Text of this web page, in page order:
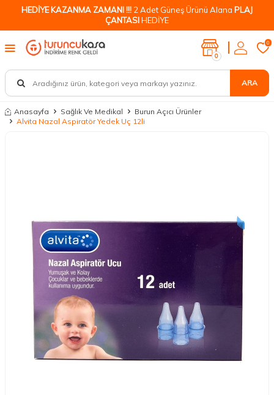
HEDİYE KAZANMA ZAMANI !!! 2 Adet Güneş Ürünü Alana PLAJ
ÇANTASIHEDİYE
ARA
0
0
Anasayfa Sağlık Ve Medikal
Burun Açıcı Ürünler
Alvita Nazal Aspiratör Yedek Uç 12li